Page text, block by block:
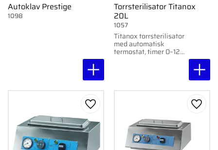
Autoklav Prestige
1098
Torrsterilisator Titanox
20L
Titanox torrsterilisator
med automatisk
termostat, timer 0–120
1057
Lägg till i favoriter Lägg